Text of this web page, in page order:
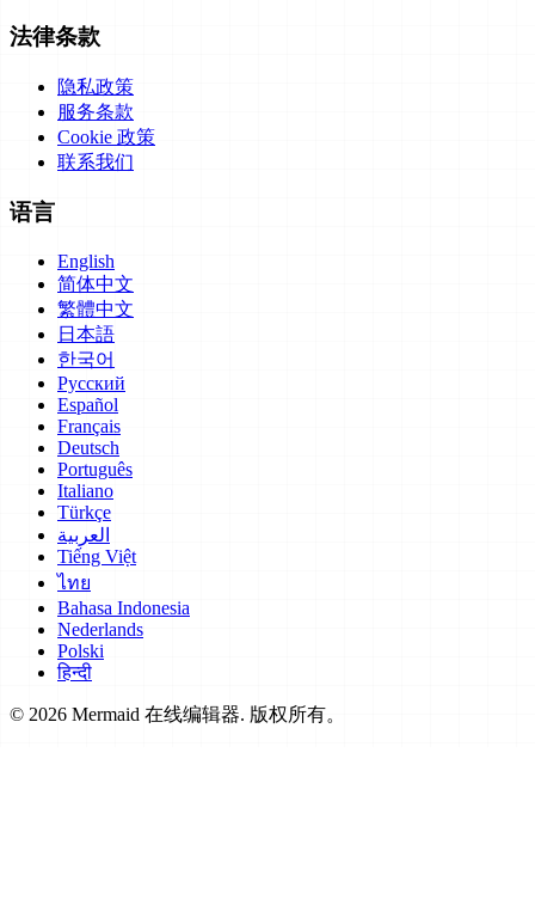
法律条款
隐私政策
服务条款
Cookie 政策
联系我们
语言
English
简体中文
繁體中文
日本語
한국어
Русский
Español
Français
Deutsch
Português
Italiano
Türkçe
العربية
Tiếng Việt
ไทย
Bahasa Indonesia
Nederlands
Polski
हिन्दी
© 2026 Mermaid 在线编辑器. 版权所有。